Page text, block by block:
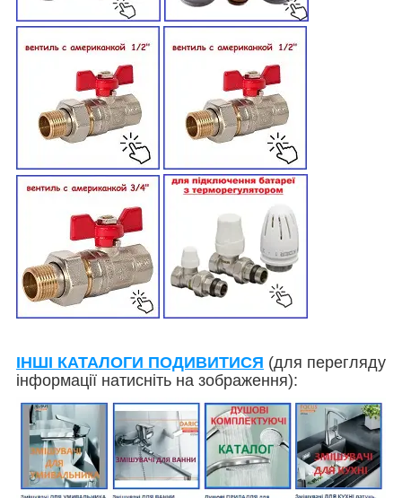
ІНШІ КАТАЛОГИ ПОДИВИТИСЯ (для перегляду
інформації натисніть на зображення):